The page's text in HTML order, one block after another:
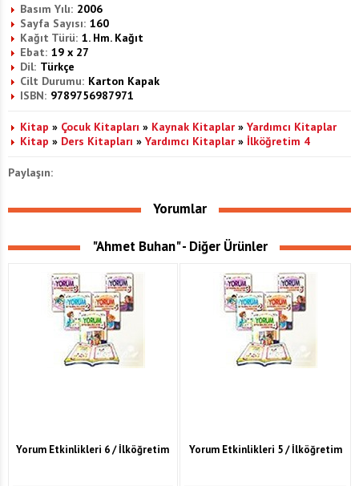
Basım Yılı: 2006
Sayfa Sayısı: 160
Kağıt Türü: 1. Hm. Kağıt
Ebat: 19 x 27
Dil: Türkçe
Cilt Durumu: Karton Kapak
ISBN: 9789756987971
Kitap » Çocuk Kitapları » Kaynak Kitaplar » Yardımcı Kitaplar
Kitap » Ders Kitapları » Yardımcı Kitaplar » İlköğretim 4
Paylaşın:
Yorumlar
"Ahmet Buhan" - Diğer Ürünler
Yorum Etkinlikleri 6 / İlköğretim Yorum Etkinlikleri 5 / İlköğretim